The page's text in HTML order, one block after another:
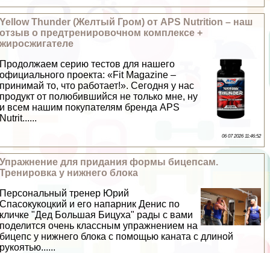
Yellow Thunder (Желтый Гром) от APS Nutrition – наш
отзыв о предтренировочном комплексе +
жиросжигателе
Продолжаем серию тестов для нашего
официального проекта: «Fit Magazine –
принимай то, что работает!». Сегодня у нас
продукт от полюбившийся не только мне, ну
и всем нашим покупателям бренда APS
Nutrit......
06 07 2026 11:46:52
Упражнение для придания формы бицепсам.
Тренировка у нижнего блока
Персональный тренер Юрий
Спасокукоцкий и его напарник Денис по
кличке "Дед Большая Бицуха" рады с вами
поделится очень классным упражнением на
бицепс у нижнего блока с помощью каната с длиной
рукоятью......